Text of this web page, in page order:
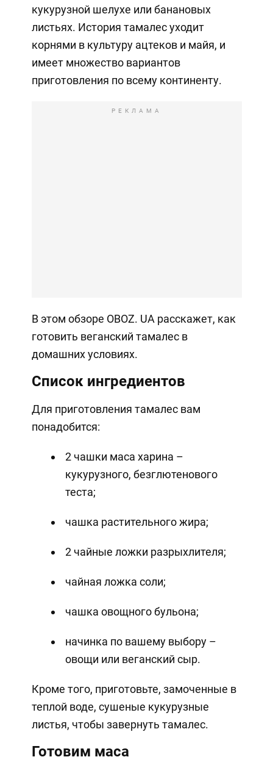
кукурузной шелухе или банановых
листьях. История тамалес уходит
корнями в культуру ацтеков и майя, и
имеет множество вариантов
приготовления по всему континенту.
РЕКЛАМА
В этом обзоре OBOZ. UA расскажет, как
готовить веганский тамалес в
домашних условиях.
Список ингредиентов
Для приготовления тамалес вам
понадобится:
2 чашки маса харина –
кукурузного, безглютенового
теста;
чашка растительного жира;
2 чайные ложки разрыхлителя;
чайная ложка соли;
чашка овощного бульона;
начинка по вашему выбору –
овощи или веганский сыр.
Кроме того, приготовьте, замоченные в
теплой воде, сушеные кукурузные
листья, чтобы завернуть тамалес.
Готовим маса